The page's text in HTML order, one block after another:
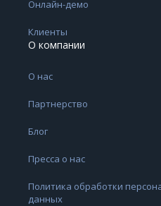
Онлайн-демо
Клиенты
О компании
О нас
Партнерство
Блог
Пресса о нас
Политика обработки
данных